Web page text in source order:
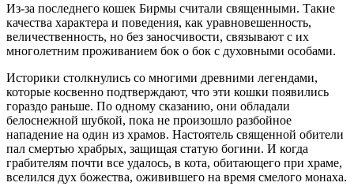
Из-за последнего кошек Бирмы считали священными. Такие
качества характера и поведения, как уравновешенность,
величественность, но без заносчивости, связывают с их
многолетним проживанием бок о бок с духовными особами.
Историки столкнулись со многими древними легендами,
которые косвенно подтверждают, что эти кошки появились
гораздо раньше. По одному сказанию, они обладали
белоснежной шубкой, пока не произошло разбойное
нападение на один из храмов. Настоятель священной обители
пал смертью храбрых, защищая статую богини. И когда
грабителям почти все удалось, в кота, обитающего при храме,
вселился дух божества, оживившего на время смелого монаха.